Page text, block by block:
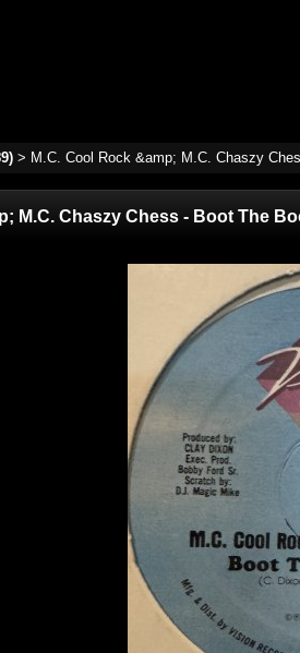
> M.C. Cool Rock &amp; M.C. Chaszy
M.C. Chaszy Chess - Boot The